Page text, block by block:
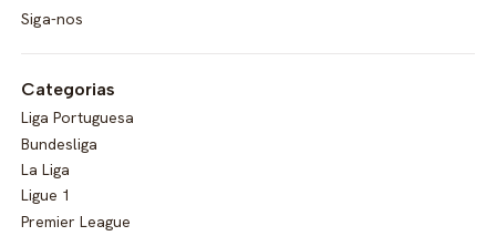
Siga-nos
Categorias
Liga Portuguesa
Bundesliga
La Liga
Ligue 1
Premier League